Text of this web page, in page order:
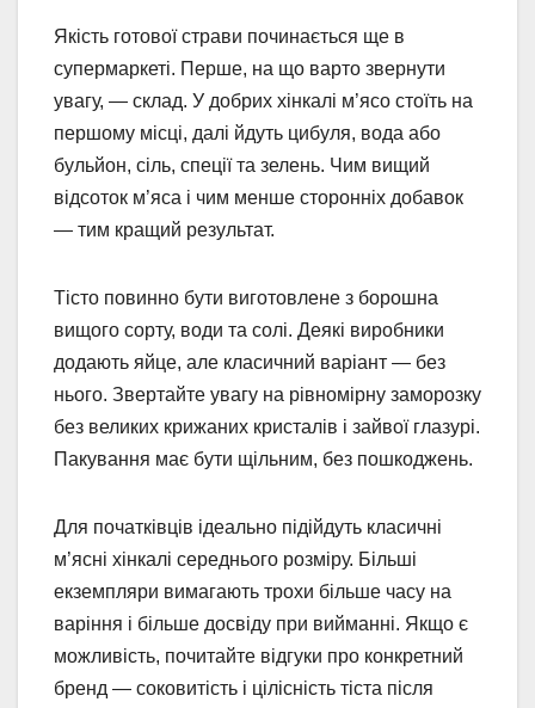
Якість готової страви починається ще в
супермаркеті. Перше, на що варто звернути
увагу, — склад. У добрих хінкалі м’ясо стоїть на
першому місці, далі йдуть цибуля, вода або
бульйон, сіль, спеції та зелень. Чим вищий
відсоток м’яса і чим менше сторонніх добавок
— тим кращий результат.
Тісто повинно бути виготовлене з борошна
вищого сорту, води та солі. Деякі виробники
додають яйце, але класичний варіант — без
нього. Звертайте увагу на рівномірну заморозку
без великих крижаних кристалів і зайвої глазурі.
Пакування має бути щільним, без пошкоджень.
Для початківців ідеально підійдуть класичні
м’ясні хінкалі середнього розміру. Більші
екземпляри вимагають трохи більше часу на
варіння і більше досвіду при вийманні. Якщо є
можливість, почитайте відгуки про конкретний
бренд — соковитість і цілісність тіста після